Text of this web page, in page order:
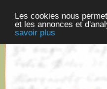
Les cookies nous
et les annonces et
savoir plus